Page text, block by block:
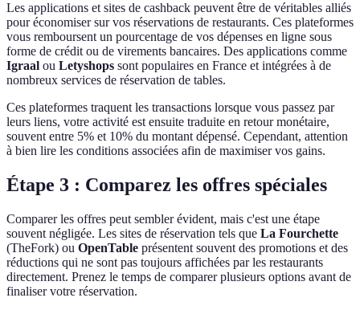
Les applications et sites de cashback peuvent être de véritables alliés
pour économiser sur vos réservations de restaurants. Ces plateformes
vous remboursent un pourcentage de vos dépenses en ligne sous
forme de crédit ou de virements bancaires. Des applications comme
Igraal ou Letyshops sont populaires en France et intégrées à de
nombreux services de réservation de tables.
Ces plateformes traquent les transactions lorsque vous passez par
leurs liens, votre activité est ensuite traduite en retour monétaire,
souvent entre 5% et 10% du montant dépensé. Cependant, attention
à bien lire les conditions associées afin de maximiser vos gains.
Étape 3 : Comparez les offres spéciales
Comparer les offres peut sembler évident, mais c'est une étape
souvent négligée. Les sites de réservation tels que La Fourchette
(TheFork) ou OpenTable présentent souvent des promotions et des
réductions qui ne sont pas toujours affichées par les restaurants
directement. Prenez le temps de comparer plusieurs options avant de
finaliser votre réservation.